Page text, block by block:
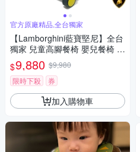
官方原廠精品,全台獨家
【Lamborghini藍寶堅尼】全台
獨家 兒童高腳餐椅 嬰兒餐椅 高
腳餐椅 寶寶餐椅
$9,880 $9,980
限時下殺
券
加入購物車